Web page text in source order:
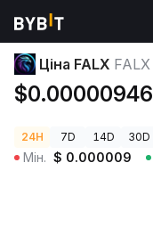
Ціни криптовалют
Ціна FALX FALX
$0.00000946
24H 7D 14D 30D
Мін. $ 0.000009